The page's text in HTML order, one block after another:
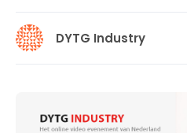
DYTG Industry